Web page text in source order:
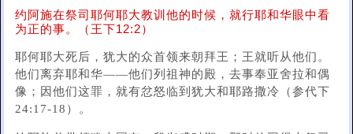
约阿施在祭司耶何耶大教训他的时候，就行耶和华眼中看
为正的事。（王下12:2）
耶何耶大死后，犹大的众首领来朝拜王；王就听从他们。
他们离弃耶和华——他们列祖神的殿，去事奉亚舍拉和偶
像；因他们这罪，就有忿怒临到犹大和耶路撒冷（参代下
24:17-18）。